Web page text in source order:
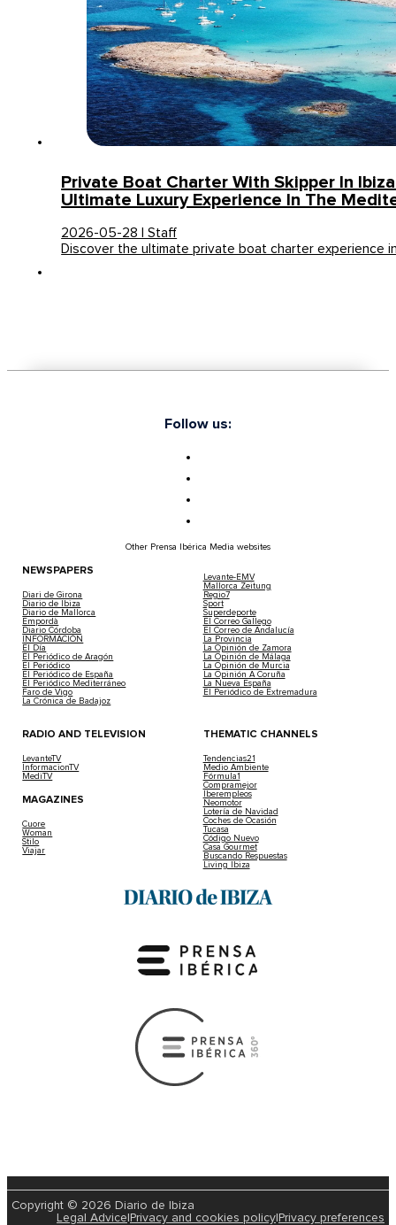
Private Boat Charter With Skipper In
Ultimate Luxury Experience In The
2026-05-28 | Staff
Discover the ultimate private boat charter experience
Follow us:
Other Prensa Ibérica Media websites
NEWSPAPERS
Diari de Girona
Diario de Ibiza
Diario de Mallorca
Empordà
Diario Córdoba
INFORMACIÓN
El Día
El Periódico de Aragón
El Periódico
El Periódico de España
El Periódico Mediterráneo
Faro de Vigo
La Crónica de Badajoz
Levante-EMV
Mallorca Zeitung
Regio7
Sport
Superdeporte
El Correo Gallego
El Correo de Andalucía
La Provincia
La Opinión de Zamora
La Opinión de Málaga
La Opinión de Murcia
La Opinión A Coruña
La Nueva España
El Periódico de Extremadura
RADIO AND TELEVISION
LevanteTV
InformacionTV
MediTV
MAGAZINES
Cuore
Woman
Stilo
Viajar
THEMATIC CHANNELS
Tendencias21
Medio Ambiente
Fórmula1
Compramejor
Iberempleos
Neomotor
Lotería de Navidad
Coches de Ocasión
Tucasa
Código Nuevo
Casa Gourmet
Buscando Respuestas
Living Ibiza
Copyright © 2026 Diario de Ibiza
Legal Advice|Privacy and cookies policy|Privacy preferences